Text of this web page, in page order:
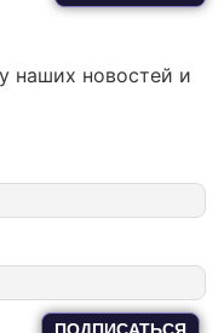
наших новостей и